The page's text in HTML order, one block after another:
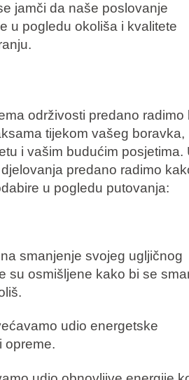
jamči da naše poslovanje
u pogledu okoliša i kvalitete
održivosti predano radimo
tijekom vašeg boravka,
i vašim budućim posjetima.
predano radimo
u pogledu putovanja:
smanjenje svojeg ugljičnog
su osmišljene kako bi se
udio energetske
opreme.